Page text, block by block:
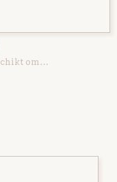
om…